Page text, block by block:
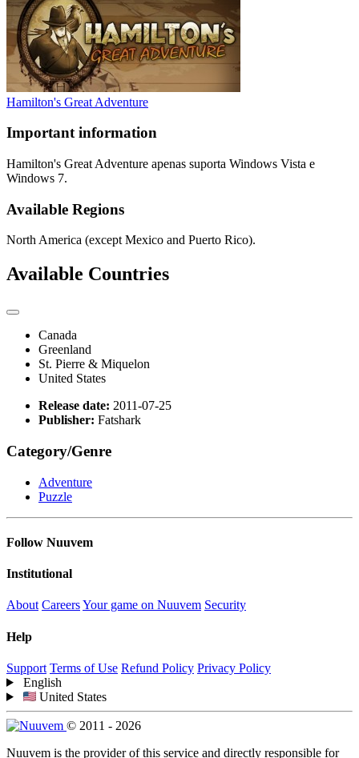
Hamilton's Great Adventure
Important information
Hamilton's Great Adventure apenas suporta Windows Vista e
Windows 7.
Available Regions
North America (except Mexico and Puerto Rico).
Available Countries
Canada
Greenland
St. Pierre & Miquelon
United States
Release date: 2011-07-25
Publisher: Fatshark
Category/Genre
Adventure
Puzzle
Follow Nuuvem
Institutional
About CareersYour game on Nuuvem Security
Help
Support Terms of Use Refund Policy Privacy Policy
English
United States
© 2011 - 2026
Nuuvem is the provider of this service and directly responsible for